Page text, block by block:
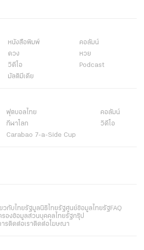
หนังสือพิมพ์
คอลัมน์
ดวง
หวย
วิดีโอ
Podcast
มัลติมีเดีย
ฟุตบอลไทย
คอลัมน์
กีฬาโลก
วิดีโอ
Carabao 7-a-Side Cup
วกับไทยรัฐมูลนิธิไทยรัฐศูนย์ข้อมูลไทยรัฐFAQ
รองข้อมูลส่วนบุคคลไทยรัฐกรุ๊ป
รติดต่อเราติดต่อโฆษณา